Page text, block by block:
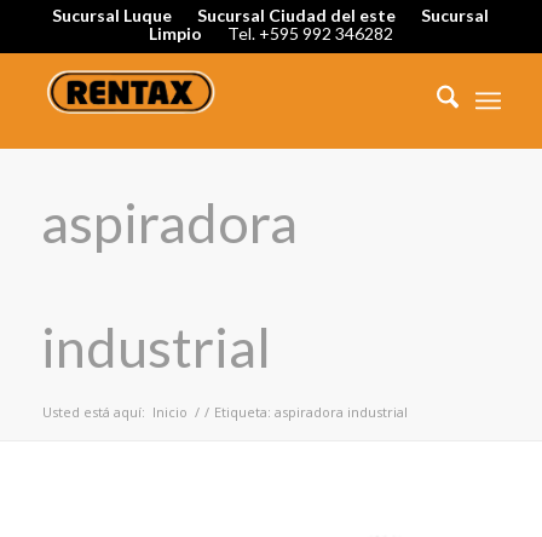
Sucursal Luque Sucursal Ciudad del este
Sucursal
Limpio
Tel. +595 992 346282
aspiradora
industrial
Usted está aquí: Inicio / / Etiqueta: aspiradora industrial